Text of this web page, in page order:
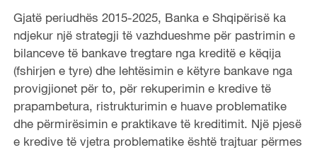
Gjatë periudhës 2015-2025, Banka e Shqipërisë ka
ndjekur një strategji të vazhdueshme për pastrimin e
bilanceve të bankave tregtare nga kreditë e këqija
(fshirjen e tyre) dhe lehtësimin e këtyre bankave nga
provigjionet për to, për rekuperimin e kredive të
prapambetura, ristrukturimin e huave problematike
dhe përmirësimin e praktikave të kreditimit. Një pjesë
e kredive të vjetra problematike është trajtuar përmes